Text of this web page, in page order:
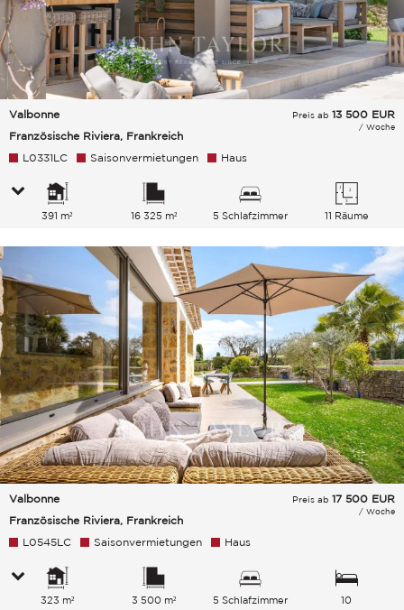
Valbonne
Französische Riviera, Frankreich
Preis ab 13 500 EUR
/ Woche
L0331LC Saisonvermietungen Haus
391 m² 16 325 m² 5 Schlafzimmer 11 Räume
Valbonne
Französische Riviera, Frankreich
Preis ab 17 500 EUR
/ Woche
L0545LC Saisonvermietungen Haus
323 m² 3 500 m² 5 Schlafzimmer
10